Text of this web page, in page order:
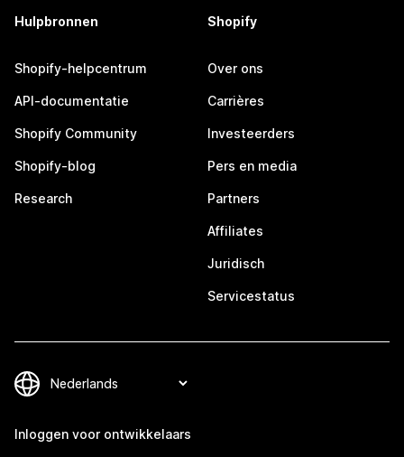
Hulpbronnen
Shopify-helpcentrum
API-documentatie
Shopify Community
Shopify-blog
Research
Shopify
Over ons
Carrières
Investeerders
Pers en media
Partners
Affiliates
Juridisch
Servicestatus
Inloggen voor ontwikkelaars